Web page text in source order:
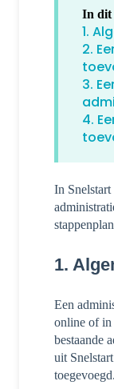
In dit
1.
2.
3.
4.
In
1.
Een
online of in
bestaande
uit
toegevoegd.